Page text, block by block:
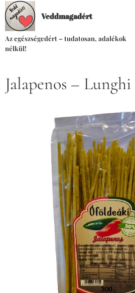
Veddmagadért
Az egészségedért – tudatosan, adalékok
nélkül!
Jalapenos –